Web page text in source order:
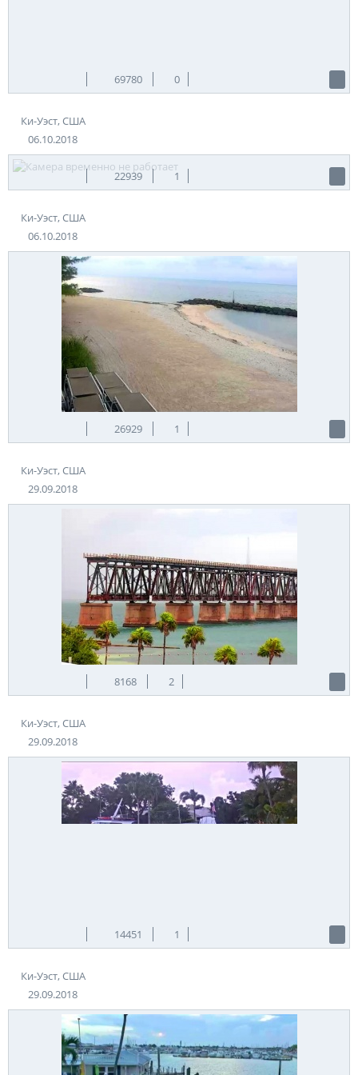
затоплению помещений во время частых наводнений.
Повсюду звучит латиноамериканская музыка, катаются
представляющий собой трехколесный мопед.
Один из самых значимых объектов
города Ки-Уэст – дом-музей Хемингуэя.
архитектурной манере с деревянными ставнями и
огромным балконом через весь второй этаж. Дом окружен
небольшим садом, а внутри представлена экспозиция из
личных вещей и предметов обстановки писателя.
Интересным фактом является то, что в доме Хемингуэя была
впервые на всем острове проведена канализация, а во
дворе устроен бассейн для плаванья. Еще одна уникальная
особенность этого места относится к экспозиции музея. Дело
в том, что частью ее являются шестипалые кошки – потомки
кота, которого писателю привез друг из далекого
путешествия.
США Ки-Уэст
Источник:oceankey.com
69780 0
Ки-Уэст, США
06.10.2018
22939 1
Ки-Уэст, США
06.10.2018
26929 1
Ки-Уэст, США
29.09.2018
8168 2
Ки-Уэст, США
29.09.2018
14451 1
Ки-Уэст, США
29.09.2018